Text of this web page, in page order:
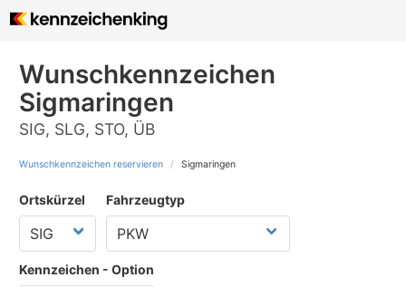
Wunschkennzeichen
Sigmaringen
SIG, SLG, STO, ÜB
Wunschkennzeichen reservieren Sigmaringen
Ortskürzel Fahrzeugtyp
Kennzeichen - Option